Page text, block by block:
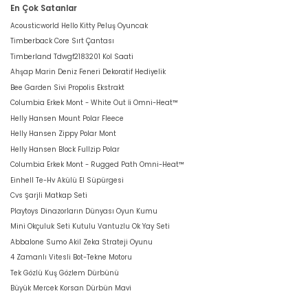
En Çok Satanlar
Acousticworld Hello Kitty Peluş Oyuncak
Timberback Core Sırt Çantası
Timberland Tdwgf2183201 Kol Saati
Ahşap Marin Deniz Feneri Dekoratif Hediyelik
Bee Garden Sivi Propolis Ekstrakt
Columbia Erkek Mont - White Out İi Omni-Heat™
Helly Hansen Mount Polar Fleece
Helly Hansen Zippy Polar Mont
Helly Hansen Block Fullzip Polar
Columbia Erkek Mont - Rugged Path Omni-Heat™
Einhell Te-Hv Akülü El Süpürgesi
Cvs Şarjli Matkap Seti
Playtoys Dinazorların Dünyası Oyun Kumu
Mini Okçuluk Seti Kutulu Vantuzlu Ok Yay Seti
Abbalone Sumo Akil Zeka Strateji Oyunu
4 Zamanlı Vitesli Bot-Tekne Motoru
Tek Gözlü Kuş Gözlem Dürbünü
Büyük Mercek Korsan Dürbün Mavi